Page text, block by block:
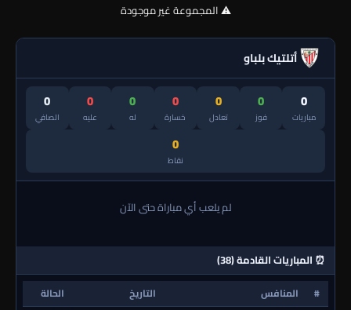
⚠️ المجموعة غير موجودة
أتلتيك بلباو
0
مباريات
0
فوز
0
تعادل
0
خسارة
0
له
0
عليه
0
الصافي
0
نقاط
لم يلعب أي مباراة حتى الآن
⏰ المباريات القادمة (38)
# المنافس التاريخ
الحالة